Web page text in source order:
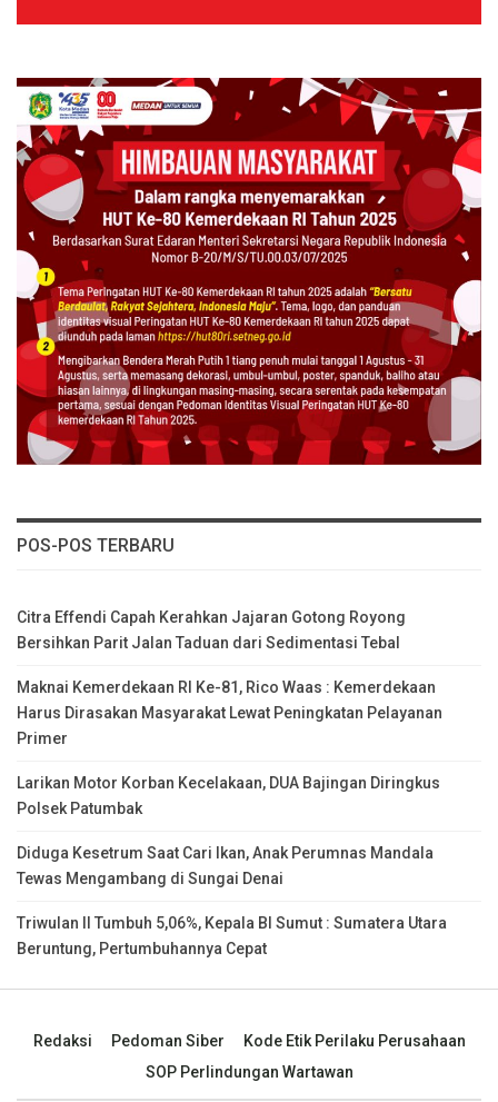
POS-POS TERBARU
Citra Effendi Capah Kerahkan Jajaran Gotong Royong
Bersihkan Parit Jalan Taduan dari Sedimentasi Tebal
Maknai Kemerdekaan RI Ke-81, Rico Waas : Kemerdekaan
Harus Dirasakan Masyarakat Lewat Peningkatan Pelayanan
Primer
Larikan Motor Korban Kecelakaan, DUA Bajingan Diringkus
Polsek Patumbak
Diduga Kesetrum Saat Cari Ikan, Anak Perumnas Mandala
Tewas Mengambang di Sungai Denai
Triwulan II Tumbuh 5,06%, Kepala BI Sumut : Sumatera Utara
Beruntung, Pertumbuhannya Cepat
Redaksi Pedoman Siber
Kode Etik Perilaku Perusahaan
SOP Perlindungan Wartawan